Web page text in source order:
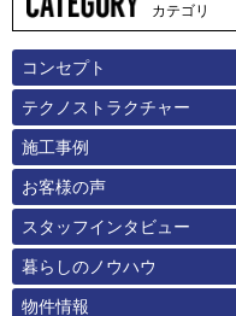
カテゴリ
コンセプト
テクノストラクチャー
施工事例
お客様の声
スタッフインタビュー
暮らしのノウハウ
物件情報